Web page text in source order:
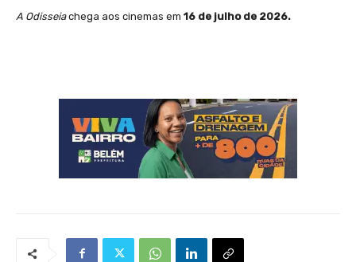
A Odisseiachega aos cinemas em 16 de julho de 2026.